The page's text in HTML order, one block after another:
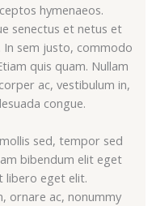
hymenaeos.
senectus et netus et
In sem justo, commodo
quis quam. Nullam
ac, vestibulum in,
congue.
sed, tempor sed
bibendum elit eget
libero eget elit.
ornare ac, nonummy